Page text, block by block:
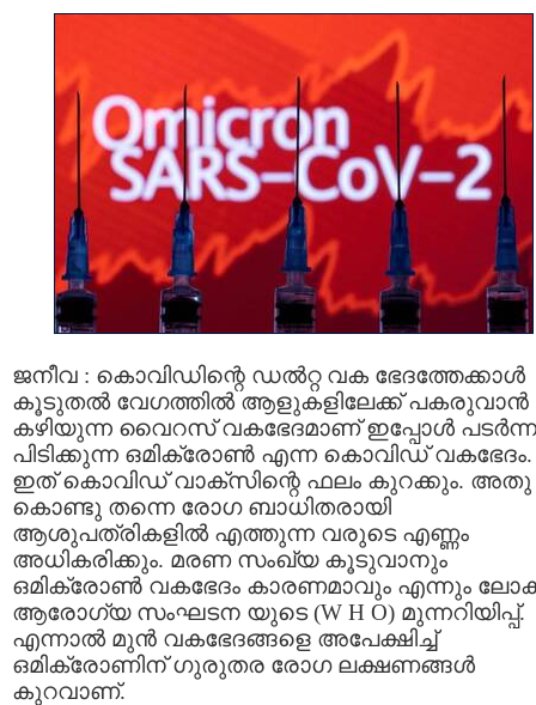
ജനീവ : കൊവിഡിന്റെ ഡൽറ്റ വക ഭേദത്തേക്കാൾ
കൂടുതൽ വേഗത്തിൽ ആളുകളിലേക്ക് പകരുവാന്‍
കഴിയുന്ന വൈറസ് വകഭേദമാണ് ഇപ്പോള്‍
പിടിക്കുന്ന ഒമിക്രോൺ എന്ന കൊവിഡ് വകഭേദം.
ഇത് കൊവിഡ് വാക്സിന്റെ ഫലം കുറക്കും. അതു
കൊണ്ടു തന്നെ രോഗ ബാധിതരായി
ആശുപത്രികളില്‍ എത്തുന്ന വരുടെ എണ്ണം
അധികരിക്കും. മരണ സംഖ്യ കൂടുവാനും
ഒമിക്രോൺ വകഭേദം കാരണമാവും എന്നും
ആരോഗ്യ സംഘടന യുടെ (W H O) മുന്നറിയിപ്പ്.
എന്നാൽ മുൻ വകഭേദങ്ങളെ അപേക്ഷിച്ച്
ഒമിക്രോണിന് ഗുരുതര രോഗ ലക്ഷണങ്ങൾ
കുറവാണ്.